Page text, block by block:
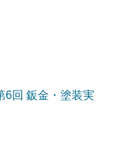
6回 鈑金・塗装実